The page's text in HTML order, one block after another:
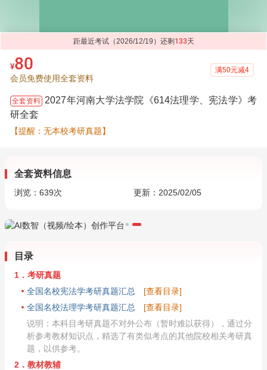
距最近考试（2026/12/19）还剩 133天
¥80
会员免费使用全套资料
满50元减4
全套资料 2027年河南大学法学院《614法理学、宪法学》考
研全套
【提醒：无本校考研真题】
全套资料信息
浏览： 639次 更新：2025/02/05
目录
1．考研真题
全国名校宪法学考研真题汇总
[查看目录]
全国名校法理学考研真题汇总
[查看目录]
说明：本科目考研真题不对外公布（暂时难以获得），通过分
析参考教材知识点，精选了有类似考点的其他院校相关考研真
题，以供参考。
2．教材教辅